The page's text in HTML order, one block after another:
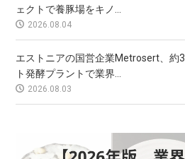
ェクトで養豚場をキノ...
2026.08.04
エストニアの国営企業Metrosert、約
ト発酵プラントで業界...
2026.08.03